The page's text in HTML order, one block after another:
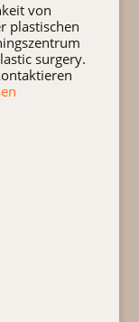
von
plastischen
surgery.